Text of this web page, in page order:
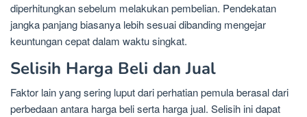
diperhitungkan sebelum melakukan pembelian. Pendekatan
jangka panjang biasanya lebih sesuai dibanding mengejar
keuntungan cepat dalam waktu singkat.
Selisih Harga Beli dan Jual
Faktor lain yang sering luput dari perhatian pemula berasal dari
perbedaan antara harga beli serta harga jual. Selisih ini dapat